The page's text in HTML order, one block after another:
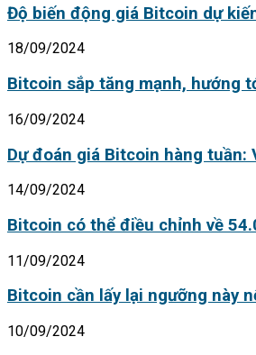
Độ biến động giá Bitcoin dự
18/09/2024
Bitcoin sắp tăng mạnh, hướng
16/09/2024
Dự đoán giá Bitcoin hàng tuần:
14/09/2024
Bitcoin có thể điều chỉnh về
11/09/2024
Bitcoin cần lấy lại ngưỡng này
10/09/2024